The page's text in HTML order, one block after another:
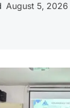
August 5, 2026